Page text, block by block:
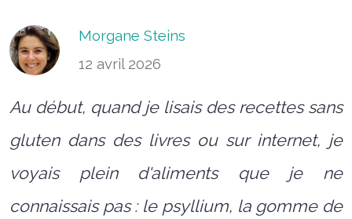
Morgane Steins
12 avril 2026
Au début, quand je lisais des recettes sans
gluten dans des livres ou sur internet, je
voyais plein d'aliments que je ne
connaissais pas : le psyllium, la gomme de